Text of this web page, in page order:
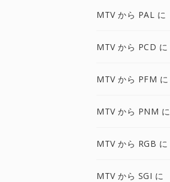
MTV から PAL に
MTV から PCD に
MTV から PFM に
MTV から PNM に
MTV から RGB に
MTV から SGI に